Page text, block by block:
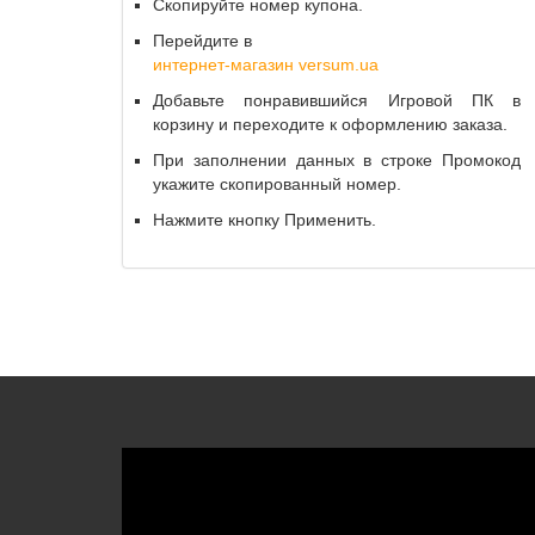
Скопируйте номер купона.
Перейдите в
интернет-магазин versum.ua
Добавьте понравившийся Игровой ПК в
корзину и переходите к оформлению заказа.
При заполнении данных в строке Промокод
укажите скопированный номер.
Нажмите кнопку Применить.